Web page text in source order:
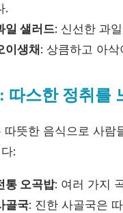
.
일 샐러드: 신선한 과
이생채: 상큼하고 아
따스한 정취를
따뜻한 음식으로 사람
:
통 오곡밥: 여러 가지
골국: 진한 사골국은